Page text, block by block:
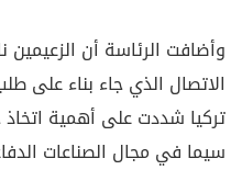
وأضافت الرئاسة أن الزعيمين
الاتصال الذي جاء بناء على
تركيا شددت على أهمية اتخاذ
سيما في مجال الصناعات